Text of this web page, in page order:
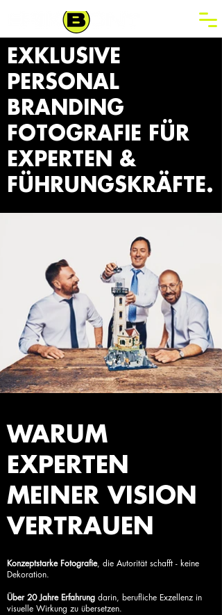
EXKLUSIVE
PERSONAL
BRANDING
FOTOGRAFIE FÜR
EXPERTEN &
FÜHRUNGSKRÄFTE.
WARUM
EXPERTEN
MEINER VISION
VERTRAUEN
Konzeptstarke Fotografie, die Autorität schafft - keine
Dekoration.
Über 20 Jahre Erfahrung darin, berufliche Exzellenz in
visuelle Wirkung zu übersetzen.